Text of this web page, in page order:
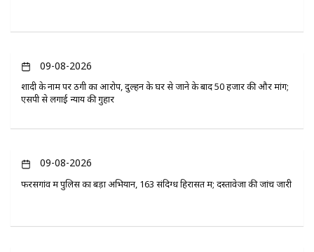
09-08-2026
शादी के नाम पर ठगी का आरोप, दुल्हन के घर से जाने के बाद 50 हजार की और मांग;
एसपी से लगाई न्याय की गुहार
09-08-2026
फरसगांव में पुलिस का बड़ा अभियान, 163 संदिग्ध हिरासत में; दस्तावेजों की जांच जारी